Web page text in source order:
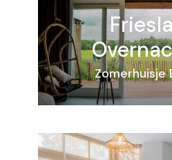
Zomerhuisje